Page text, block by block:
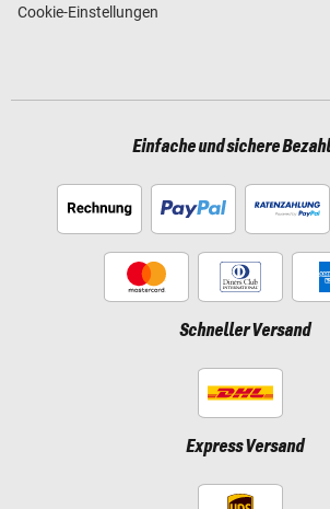
Cookie-Einstellungen
Einfache und sichere
Schneller Versand
Express Versand